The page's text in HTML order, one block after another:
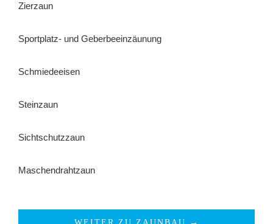
Zierzaun
Sportplatz- und Geberbeeinzäunung
Schmiedeeisen
Steinzaun
Sichtschutzzaun
Maschendrahtzaun